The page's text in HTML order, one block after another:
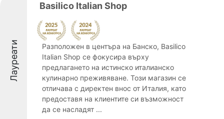
Лауреати
Basilico Italian Shop
Разположен в центъра на Банско, Basilico
Italian Shop се фокусира върху
предлагането на истинско италианско
кулинарно преживяване. Този магазин се
отличава с директен внос от Италия, като
предоставя на клиентите си възможност
да се насладят ...